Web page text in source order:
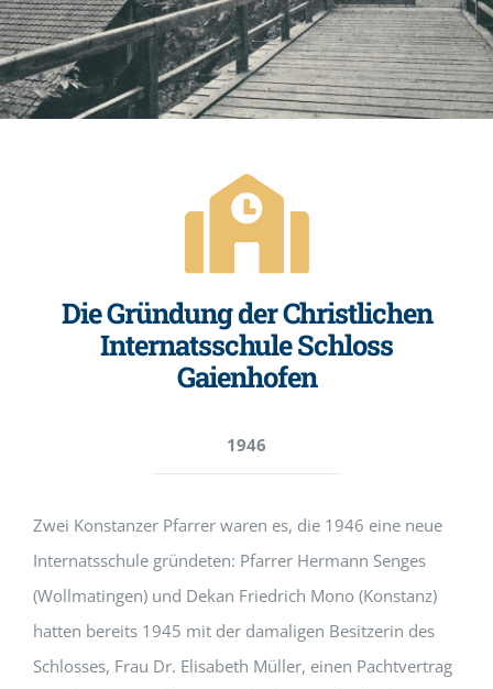
Die Gründung der Christlichen
Internatsschule Schloss
Gaienhofen
1946
Zwei Konstanzer Pfarrer waren es, die 1946 eine neue
Internatsschule gründeten: Pfarrer Hermann Senges
(Wollmatingen) und Dekan Friedrich Mono (Konstanz)
hatten bereits 1945 mit der damaligen Besitzerin des
Schlosses, Frau Dr. Elisabeth Müller, einen Pachtvertrag